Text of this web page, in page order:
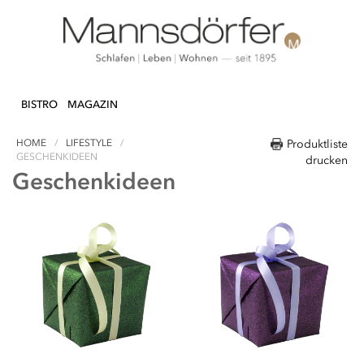
zum
BISTRO MAGAZIN
Produktliste
drucken
HOME
LIFESTYLE
GESCHENKIDEEN
Geschenkideen